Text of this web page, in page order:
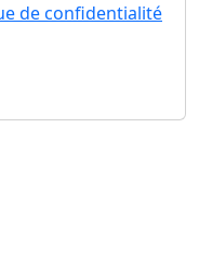
de confidentialité